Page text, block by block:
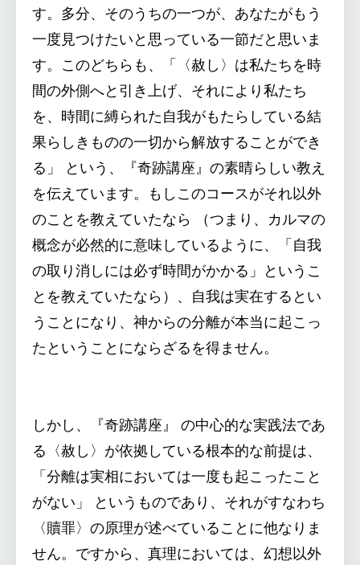
す。多分、そのうちの一つが、あなたがもう
一度見つけたいと思っている一節だと思いま
す。このどちらも、「〈赦し〉は私たちを時
間の外側へと引き上げ、それにより私たち
を、時間に縛られた自我がもたらしている結
果らしきものの一切から解放することができ
る」 という、『奇跡講座』の素晴らしい教え
を伝えています。もしこのコースがそれ以外
のことを教えていたなら （つまり、カルマの
概念が必然的に意味しているように、「自我
の取り消しには必ず時間がかかる」というこ
とを教えていたなら）、自我は実在するとい
うことになり、神からの分離が本当に起こっ
たということにならざるを得ません。
しかし、『奇跡講座』 の中心的な実践法であ
る〈赦し〉が依拠している根本的な前提は、
「分離は実相においては一度も起こったこと
がない」 というものであり、それがすなわち
〈贖罪〉の原理が述べていることに他なりま
せん。ですから、真理においては、幻想以外